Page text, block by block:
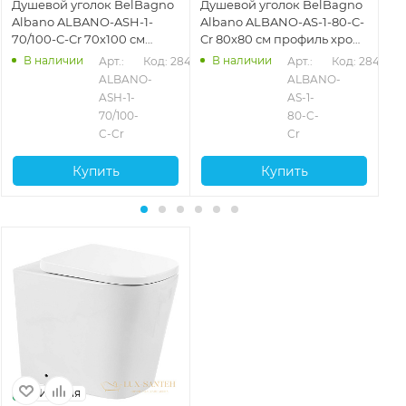
Душевой уголок BelBagno
Albano ALBANO-ASH-1-
70/100-C-Cr 70х100 см
профиль хром, стекло
В наличии
Арт.:
ALBANO-
ASH-1-
70/100-
C-Cr
Код: 28440
Купить
Душевой уголок BelBagno
Albano ALBANO-AS-1-80-C-
Cr 80х80 см профиль хром,
стекло прозрачное
В наличии
Арт.:
ALBANO-
AS-1-
80-C-
Cr
Код: 28436
Купить
Италия